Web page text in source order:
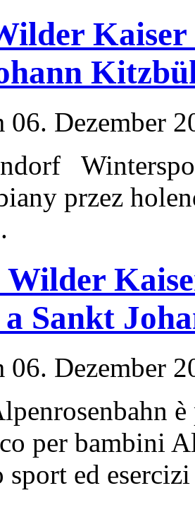
06. Dezember
przez
Wilder
a Sankt
06. Dezember
rosenbahn
per bambini
sport ed